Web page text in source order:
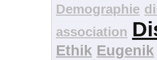
Demographie
association
Ethik Eugenik